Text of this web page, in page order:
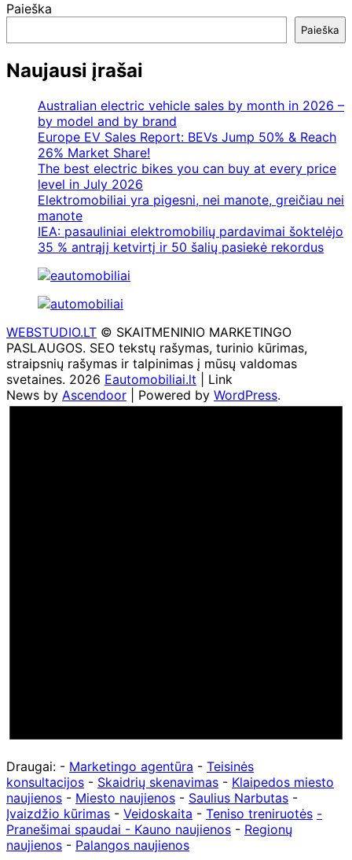
Paieška
Paieška
Naujausi įrašai
Australian electric vehicle sales by month in 2026 –
by model and by brand
Europe EV Sales Report: BEVs Jump 50% & Reach
26% Market Share!
The best electric bikes you can buy at every price
level in July 2026
Elektromobiliai yra pigesni, nei manote, greičiau nei
manote
IEA: pasauliniai elektromobilių pardavimai šoktelėjo
35 % antrąjį ketvirtį ir 50 šalių pasiekė rekordus
WEBSTUDIO.LT © SKAITMENINIO MARKETINGO
PASLAUGOS. SEO tekstų rašymas, turinio kūrimas,
straipsnių rašymas ir talpinimas į mūsų valdomas
svetaines. 2026 Eautomobiliai.lt | Link
News by Ascendoor | Powered by WordPress.
Draugai: - Marketingo agentūra - Teisinės
konsultacijos - Skaidrių skenavimas - Klaipedos miesto
naujienos - Miesto naujienos - Saulius Narbutas -
Įvaizdžio kūrimas - Veidoskaita - Teniso treniruotės -
Pranešimai spaudai - Kauno naujienos - Regionų
naujienos - Palangos naujienos